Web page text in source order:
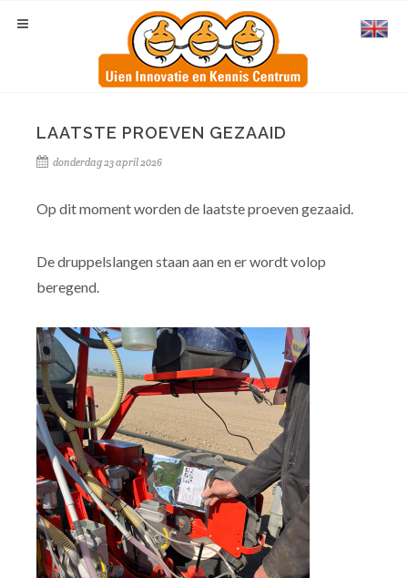
LAATSTE PROEVEN GEZAAID
donderdag 23 april 2026
Op dit moment worden de laatste proeven gezaaid.
De druppelslangen staan aan en er wordt volop
beregend.